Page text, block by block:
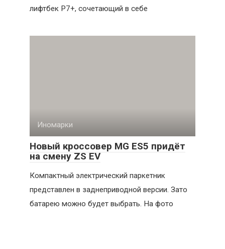
лифтбек P7+, сочетающий в себе
Иномарки
Новый кроссовер MG ES5 придёт
на смену ZS EV
Компактный электрический паркетник
представлен в заднеприводной версии. Зато
батарею можно будет выбрать. На фото